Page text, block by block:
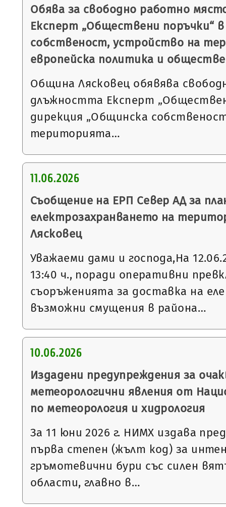
Обява за свободно работно
Експерт „Обществени поръчки“
собственост, устройство на
европейска политика и
Община Лясковец обявява
длъжността Експерт
дирекция „Общинска
територията…
11.06.2026
Съобщение на ЕРП Север АД за
електрозахранването на
Лясковец
Уважаеми дами и господа,На
13:40 ч., поради оперативни
съоръженията за доставка на
възможни смущения в района…
10.06.2026
Издадени предупреждения за
метеорологични явления от
по метеорология и хидрология
За 11 юни 2026 г. НИМХ издава
първа степен (жълт код) за
гръмотевични бури със силен
области, главно в…